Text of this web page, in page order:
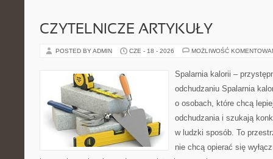
CZYTELNICZE ARTYKUŁY
POSTED BY ADMIN CZE - 18 - 2026 MOŻLIWOŚĆ
Spalarnia kalorii –
odchudzaniu Spalarnia
o osobach, które chcą
odchudzania i szukają
w ludzki sposób. To
nie chcą opierać się